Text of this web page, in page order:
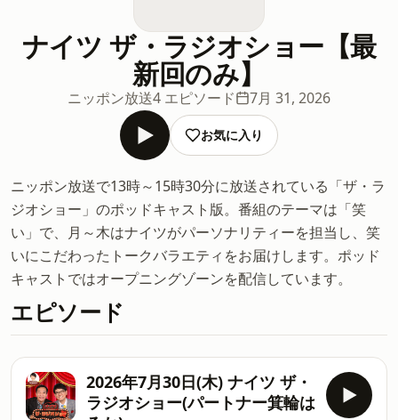
ナイツ ザ・ラジオショー【最
新回のみ】
ニッポン放送4 エピソード 7月 31, 2026
お気に入り
ニッポン放送で13時～15時30分に放送されている「ザ・ラ
ジオショー」のポッドキャスト版。番組のテーマは「笑
い」で、月～木はナイツがパーソナリティーを担当し、笑
いにこだわったトークバラエティをお届けします。ポッド
キャストではオープニングゾーンを配信しています。
エピソード
2026年7月30日(木) ナイツ ザ・
ラジオショー(パートナー箕輪は